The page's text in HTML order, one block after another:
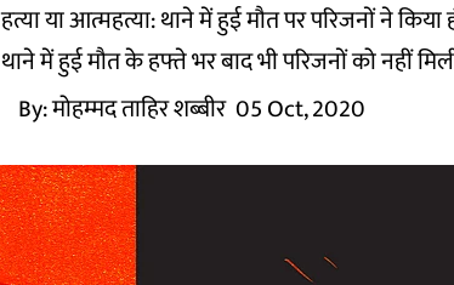
हत्या या आत्महत्या: थाने में हुई मौत पर परिजनों ने किया
थाने में हुई मौत के हफ्ते भर बाद भी परिजनों को नहीं मिली
By:मोहम्मद ताहिर शब्बीर 05 Oct, 2020